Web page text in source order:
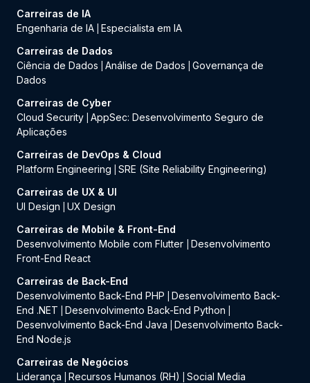
Carreiras de IA
Engenharia de IA Especialista em IA
Carreiras de Dados
Ciência de Dados
Análise de Dados
Governança de
Dados
Carreiras de Cyber
Cloud Security AppSec: Desenvolvimento Seguro de
Aplicações
Carreiras de DevOps & Cloud
Platform Engineering
SRE (Site Reliability Engineering)
Carreiras de UX & UI
UI Design
UX Design
Carreiras de Mobile & Front-End
Desenvolvimento Mobile com Flutter
Desenvolvimento
Front-End React
Carreiras de Back-End
Desenvolvimento Back-End PHP
Desenvolvimento Back-
End .NET
Desenvolvimento Back-End Python
Desenvolvimento Back-End Java
Desenvolvimento Back-
End Node.js
Carreiras de Negócios
Liderança
Recursos Humanos (RH)
Social Media